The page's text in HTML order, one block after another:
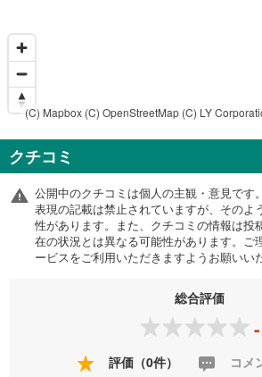
(C) Mapbox (C) OpenStreetMap (C) LY
クチコミ
公開中のクチコミは個人の主観・意見です
表現の記載は禁止されていますが、そのよ
性があります。また、クチコミの情報は投
在の状況とは異なる可能性があります。ご
ービスをご利用いただきますようお願いい
総合評価
-
評価（0件） コメ